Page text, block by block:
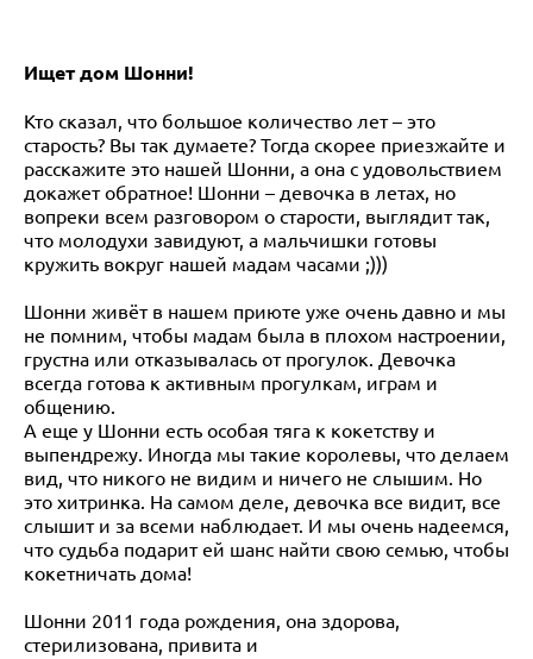
Ищет дом Шонни!
Кто сказал, что большое количество лет – это
старость? Вы так думаете? Тогда скорее приезжайте и
расскажите это нашей Шонни, а она с удовольствием
докажет обратное! Шонни – девочка в летах, но
вопреки всем разговором о старости, выглядит так,
что молодухи завидуют, а мальчишки готовы
кружить вокруг нашей мадам часами ;)))
Шонни живёт в нашем приюте уже очень давно и мы
не помним, чтобы мадам была в плохом настроении,
грустна или отказывалась от прогулок. Девочка
всегда готова к активным прогулкам, играм и
общению.
А еще у Шонни есть особая тяга к кокетству и
выпендрежу. Иногда мы такие королевы, что делаем
вид, что никого не видим и ничего не слышим. Но
это хитринка. На самом деле, девочка все видит, все
слышит и за всеми наблюдает. И мы очень надеемся,
что судьба подарит ей шанс найти свою семью, чтобы
кокетничать дома!
Шонни 2011 года рождения, она здорова,
стерилизована, привита и